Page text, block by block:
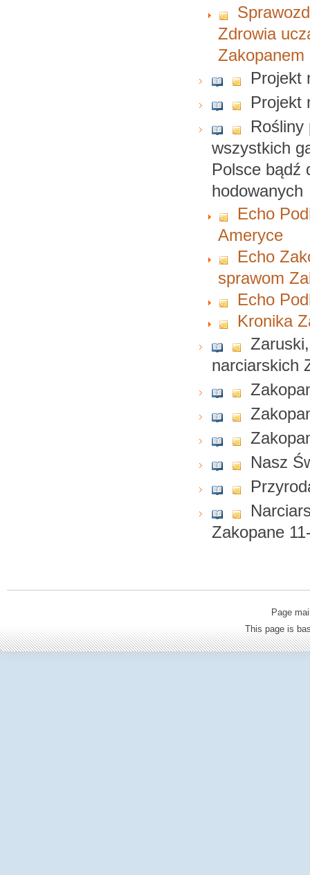
Zdrowia
Zakopanem
Projekt
Projekt
Rośliny
wszystkich
Polsce bądź
hodowanych
Echo
Ameryce
Echo
sprawom
Echo
Kronika
narciarskich
Nasz
Zakopane
Page
This page is